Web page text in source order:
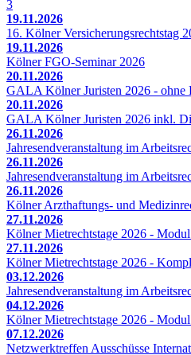
3
19.11.2026
16. Kölner Versicherungsrechtstag
19.11.2026
Kölner FGO-Seminar 2026
20.11.2026
GALA Kölner Juristen 2026 - ohne
20.11.2026
GALA Kölner Juristen 2026 inkl.
26.11.2026
Jahresendveranstaltung im
26.11.2026
Jahresendveranstaltung im
26.11.2026
Kölner Arzthaftungs- und
27.11.2026
Kölner Mietrechtstage 2026 - Modul
27.11.2026
Kölner Mietrechtstage 2026 -
03.12.2026
Jahresendveranstaltung im
04.12.2026
Kölner Mietrechtstage 2026 -
07.12.2026
Netzwerktreffen Ausschüsse